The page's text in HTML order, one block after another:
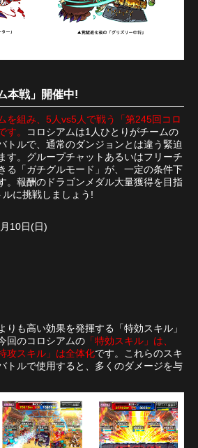
本戦」開催中!
を組み、5人vs5人で戦う「第245回コロ
す。
コロシアムは1人ひとりがチームの
トルで、通常のダンジョンとは違う緊迫
す。グループチャットあるいはフリーチ
る「ガチグルモード」が、一定の条件下
。報酬のドラゴンメダル大量獲得を目指
に挑戦しましょう!
10日(日)
りも高い効果を発揮する「特効スキル」
回のコロシアムの 「特効スキル」は、
攻スキル」は全体化です。これらのスキ
トルで使用すると、多くのダメージを与